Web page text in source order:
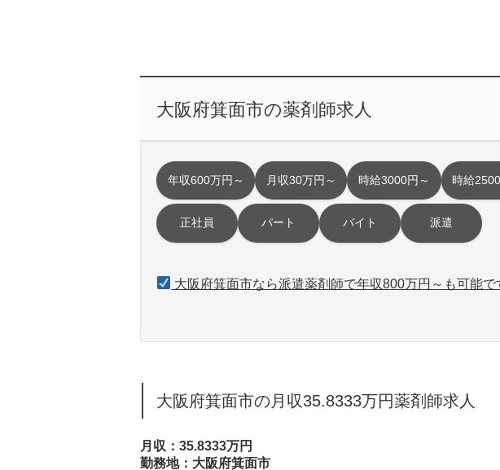
大阪府箕面市の薬剤師求人
年収600万円～ 月収30万円～ 時給3000円～ 時給
正社員 パート バイト 派遣
大阪府箕面市なら派遣薬剤師で年収800万円～も可能で
大阪府箕面市の月収35.8333万円薬剤師求人
月収：35.8333万円
勤務地：大阪府箕面市